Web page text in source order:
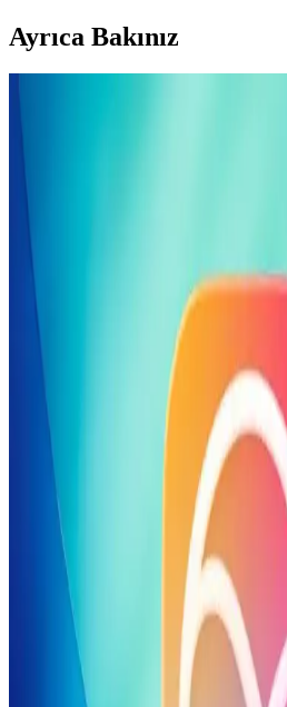
Ayrıca Bakınız
Gelişmiş Tasarım ve Yüksek
Apple iPhone 16 Plus, 512GB
Apple'ın Liquid Glass
Sorunlarının Kullanıcı
Apple'ın Liquid Glass tasarımı, düşük
kullanıcılar için okunabilirlik sorunları
devam eden erişilebilirlik hataları ise
memnuniyetini olumsuz etkiliyor.
Apple Studio Display ve
Mac'lerle Uyumluluk ve
Apple'ın yeni Studio Display ve
yalnızca Apple silikonlu Mac'lerle
Mac'lerde tam işlevsellik
stratejik nedenlere dayanmaktadır.
Apple'ın Experience
MacBook, iPhone 17E ve
Apple'ın Experience etkinliği, M5
modelleri, iPhone 17E ve el-göz